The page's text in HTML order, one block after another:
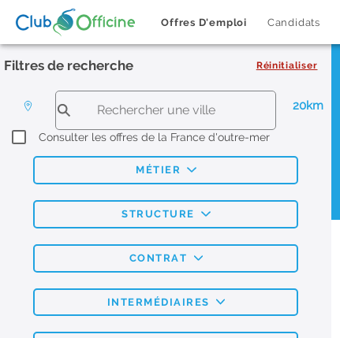
Offres D'emploi Candidats
Filtres de recherche Réinitialiser
20km
Consulter les offres de la France d'outre-mer
MÉTIER
STRUCTURE
CONTRAT
INTERMÉDIAIRES